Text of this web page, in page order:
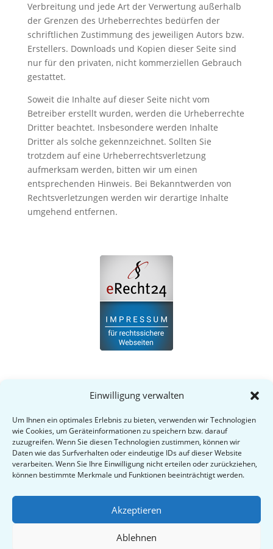
Einwilligung verwalten
Um Ihnen ein optimales Erlebnis zu bieten, verwenden wir Technologien
wie Cookies, um Geräteinformationen zu speichern bzw. darauf
zuzugreifen. Wenn Sie diesen Technologien zustimmen, können wir
Daten wie das Surfverhalten oder eindeutige IDs auf dieser Website
verarbeiten. Wenn Sie Ihre Einwilligung nicht erteilen oder zurückziehen,
können bestimmte Merkmale und Funktionen beeinträchtigt werden.
Akzeptieren
Ablehnen
Verbreitung und jede Art der Verwertung außerhalb
der Grenzen des Urheberrechtes bedürfen der
schriftlichen Zustimmung des jeweiligen Autors bzw.
Erstellers. Downloads und Kopien dieser Seite sind
nur für den privaten, nicht kommerziellen Gebrauch
gestattet.
Soweit die Inhalte auf dieser Seite nicht vom
Betreiber erstellt wurden, werden die Urheberrechte
Dritter beachtet. Insbesondere werden Inhalte
Dritter als solche gekennzeichnet. Sollten Sie
trotzdem auf eine Urheberrechtsverletzung
aufmerksam werden, bitten wir um einen
entsprechenden Hinweis. Bei Bekanntwerden von
Rechtsverletzungen werden wir derartige Inhalte
umgehend entfernen.
Interner Bereich